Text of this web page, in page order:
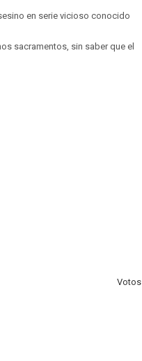
en serie vicioso conocido
sacramentos, sin saber que el
Votos